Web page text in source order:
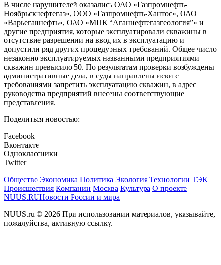
В числе нарушителей оказались ОАО «Газпромнефть-
Ноябрьскнефтегаз», ООО «Газпромнефть-Хантос», ОАО
«Варьеганнефть», ОАО «МПК “Аганнефтегазгеология”» и
другие предприятия, которые эксплуатировали скважины в
отсутствие разрешений на ввод их в эксплуатацию и
допустили ряд других процедурных требований. Общее число
незаконно эксплуатируемых названными предприятиями
скважин превысило 50. По результатам проверки возбуждены
административные дела, в суды направлены иски с
требованиями запретить эксплуатацию скважин, в адрес
руководства предприятий внесены соответствующие
представления.
Поделиться новостью:
Facebook
Вконтакте
Одноклассники
Twitter
Общество Экономика Политика Экология Технологии ТЭК
Происшествия Компании Москва Культура О проекте
NUUS.RUНовости России и мира
NUUS.ru © 2026 При использовании материалов, указывайте,
пожалуйства, активную ссылку.